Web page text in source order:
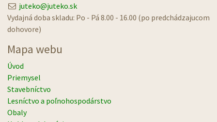
juteko@juteko.sk
Vydajná doba skladu: Po - Pá 8.00 - 16.00 (po predchádzajucom
dohovore)
Mapa webu
Úvod
Priemysel
Stavebníctvo
Lesníctvo a poľnohospodárstvo
Obaly